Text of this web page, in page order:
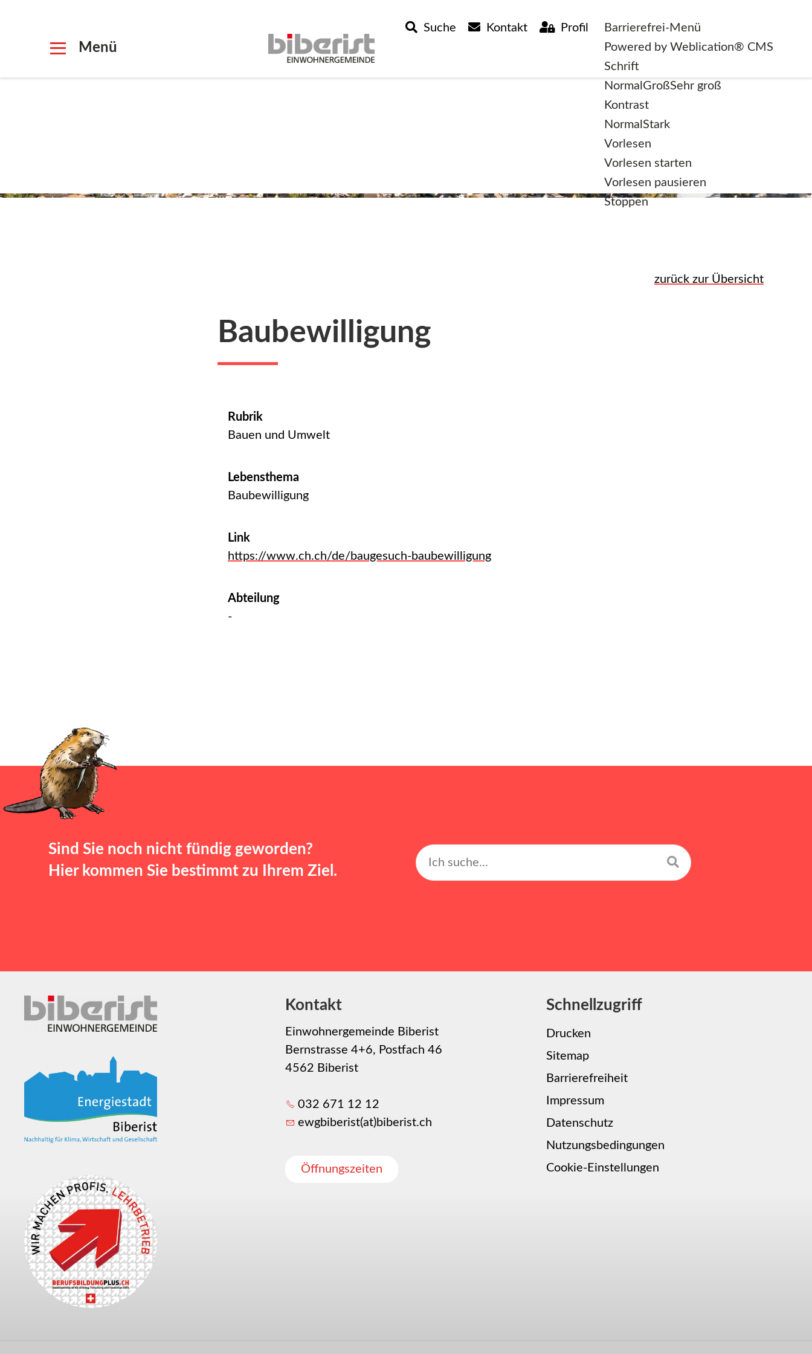
Barrierefrei-Menü
Powered by Weblication® CMS
Schrift
Normal GroßSehr groß
Kontrast
Normal Stark
Vorlesen
Vorlesen starten
Vorlesen pausieren
Stoppen
Profil
Kontakt
Suche
zurück zur Übersicht
Baubewilligung
Rubrik
Bauen und Umwelt
Lebensthema
Baubewilligung
Link
https://www.ch.ch/de/baugesuch-baubewilligung
Abteilung
-
Sind Sie noch nicht fündig geworden?
Hier kommen Sie bestimmt zu Ihrem Ziel.
Kontakt
Einwohnergemeinde Biberist
Bernstrasse 4+6, Postfach 46
4562 Biberist
032 671 12 12
ewgbiberist(at)biberist.ch
Öffnungszeiten
Schnellzugriff
Drucken
Sitemap
Barrierefreiheit
Impressum
Datenschutz
Nutzungsbedingungen
Cookie-Einstellungen